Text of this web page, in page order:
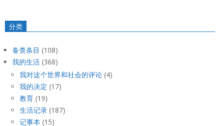
分类
备查条目 (108)
我的生活 (368)
我对这个世界和社会的评论 (4)
我的决定 (17)
教育 (19)
生活记录 (187)
记事本 (15)